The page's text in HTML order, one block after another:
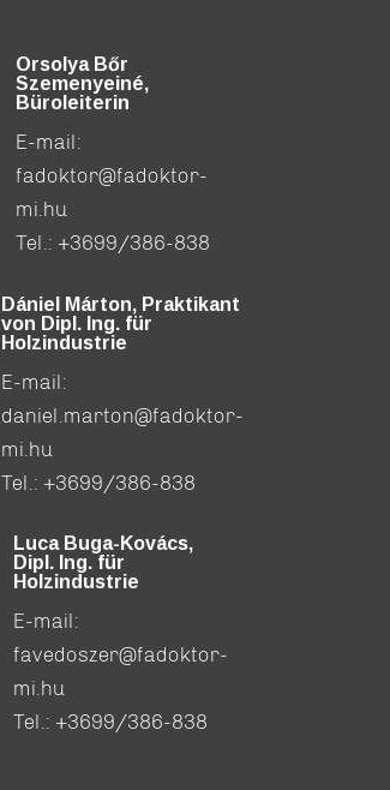
Orsolya Bőr
Szemenyeiné,
Büroleiterin
E-mail:
fadoktor@fadoktor-
mi.hu
Tel.: +3699/386-838
Dániel Márton, Praktikant
von Dipl. Ing. für
Holzindustrie
E-mail:
daniel.marton@fadoktor-
mi.hu
Tel.: +3699/386-838
Luca Buga-Kovács,
Dipl. Ing. für
Holzindustrie
E-mail:
favedoszer@fadoktor-
mi.hu
Tel.: +3699/386-838